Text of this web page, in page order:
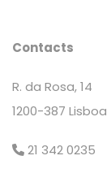
Contacts
R. da Rosa, 14
1200-387 Lisboa
21 342 0235